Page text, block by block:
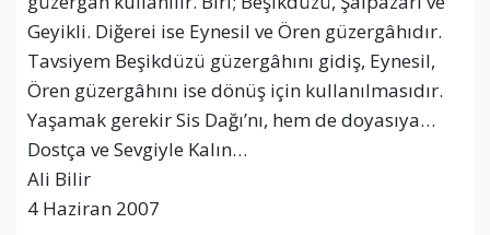
Geyikli. Diğerei ise Eynesil ve Ören güzergâhıdır.
Tavsiyem Beşikdüzü güzergâhını gidiş, Eynesil,
Ören güzergâhını ise dönüş için kullanılmasıdır.
Yaşamak gerekir Sis Dağı’nı, hem de doyasıya…
Dostça ve Sevgiyle Kalın…
Ali Bilir
4 Haziran 2007